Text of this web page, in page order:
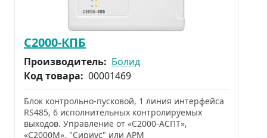
С2000-КПБ
Производитель: Болид
Код товара: 00001469
Блок контрольно-пусковой, 1 линия интерфейса
RS485, 6 исполнительных контролируемых
выходов. Управление от «С2000-АСПТ»,
«С2000М», "Сириус" или АРМ